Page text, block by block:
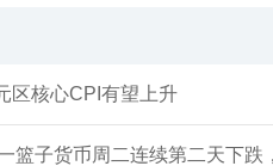
区核心CPI有望上升
篮子货币周二连续第二天下跌